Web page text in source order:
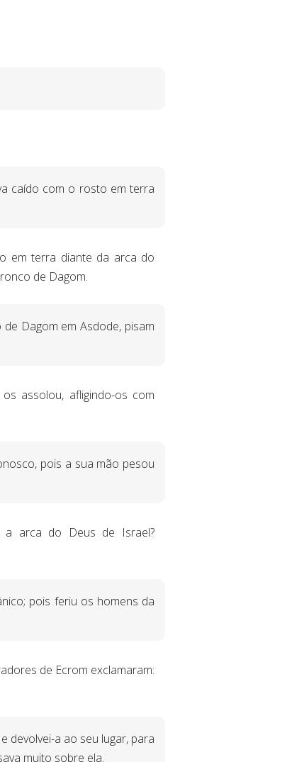
caído com o rosto em terra
em terra diante da arca do
de Dagom.
Dagom em Asdode, pisam
assolou, afligindo-os com
pois a sua mão pesou
a arca do Deus de Israel?
pois feriu os homens da
de Ecrom exclamaram:
devolvei-a ao seu lugar, para
muito sobre ela.